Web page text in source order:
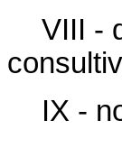
VIII -
IX -